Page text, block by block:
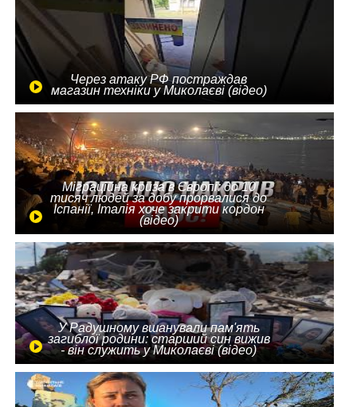
Через атаку РФ постраждав
магазин техніки у Миколаєві (відео)
Міграційна криза в Європі: до 10
тисяч людей за добу прорвалися до
Іспанії, Італія хоче закрити кордон
(відео)
У Радушному вшанували пам'ять
загиблої родини: старший син вижив
- він служить у Миколаєві (відео)